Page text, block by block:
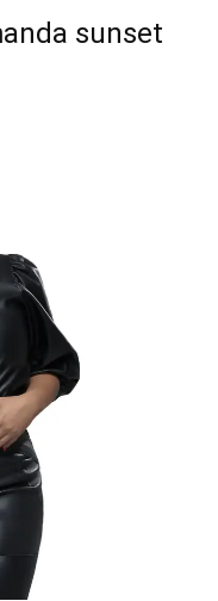
sunset